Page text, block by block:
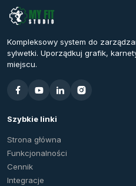
Kompleksowy system do
sylwetki. Uporządkuj grafik,
miejscu.
Szybkie linki
Strona główna
Funkcjonalności
Cennik
Integracje